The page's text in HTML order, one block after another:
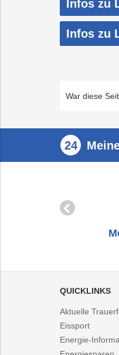
Infos zu
Infos zu
War diese
QUICKLINKS
Aktuelle
Eissport
Energie-